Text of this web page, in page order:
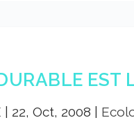
EST
22, Oct, 2008